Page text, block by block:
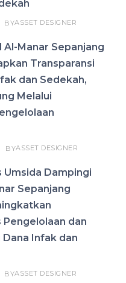
BYASSET DESIGNER
Al-Manar Sepanjang
Transparansi
dan Sedekah,
Melalui
BYASSET DESIGNER
Umsida Dampingi
Sepanjang
dan
Infak dan
BYASSET DESIGNER